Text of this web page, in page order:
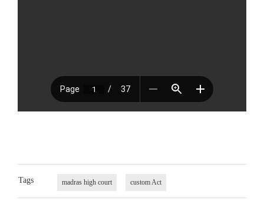
Tags madras high court custom Act